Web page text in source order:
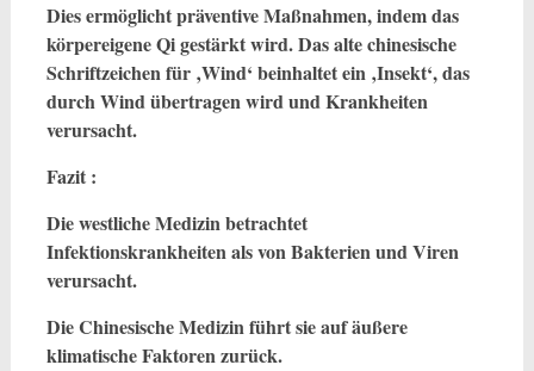
Dies ermöglicht präventive Maßnahmen, indem das
körpereigene Qi gestärkt wird. Das alte chinesische
Schriftzeichen für ‚Wind‘ beinhaltet ein ‚Insekt‘, das
durch Wind übertragen wird und Krankheiten
verursacht.
Fazit :
Die westliche Medizin betrachtet
Infektionskrankheiten als von Bakterien und Viren
verursacht.
Die Chinesische Medizin führt sie auf äußere
klimatische Faktoren zurück.